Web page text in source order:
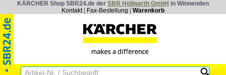
KÄRCHER Shop SBR24.de der SBR Höllwarth GmbH in Winnenden
Kontakt| Fax-Bestellung Warenkorb